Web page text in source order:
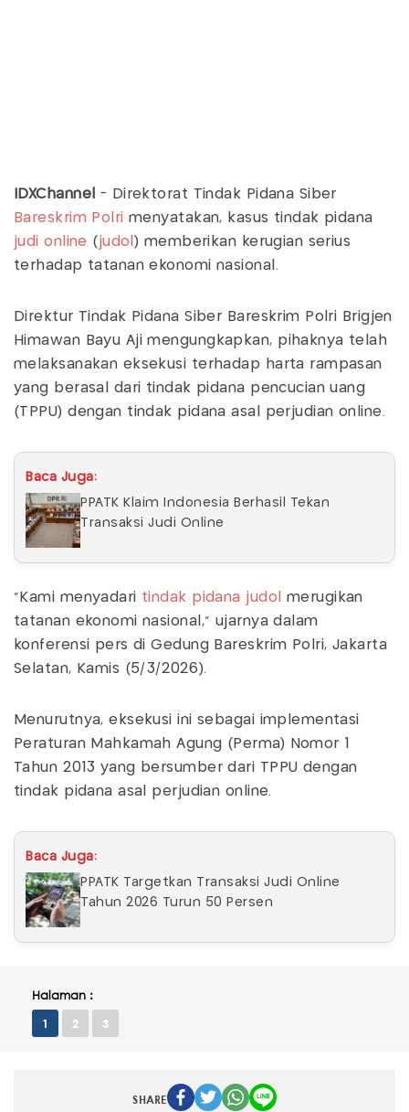
IDXChannel - Direktorat Tindak Pidana Siber
Bareskrim Polri menyatakan, kasus tindak pidana
judi online ( judol ) memberikan kerugian serius
terhadap tatanan ekonomi nasional.
Direktur Tindak Pidana Siber Bareskrim Polri Brigjen
Himawan Bayu Aji mengungkapkan, pihaknya telah
melaksanakan eksekusi terhadap harta rampasan
yang berasal dari tindak pidana pencucian uang
(TPPU) dengan tindak pidana asal perjudian online.
Baca Juga:
PPATK Klaim Indonesia Berhasil Tekan
Transaksi Judi Online
“Kami menyadari tindak pidana judol
merugikan
tatanan ekonomi nasional," ujarnya dalam
konferensi pers di Gedung Bareskrim Polri, Jakarta
Selatan, Kamis (5/3/2026).
Menurutnya, eksekusi ini sebagai implementasi
Peraturan Mahkamah Agung (Perma) Nomor 1
Tahun 2013 yang bersumber dari TPPU dengan
tindak pidana asal perjudian online.
Baca Juga:
PPATK Targetkan Transaksi Judi Online
Tahun 2026 Turun 50 Persen
Halaman :
1 2 3
SHARE